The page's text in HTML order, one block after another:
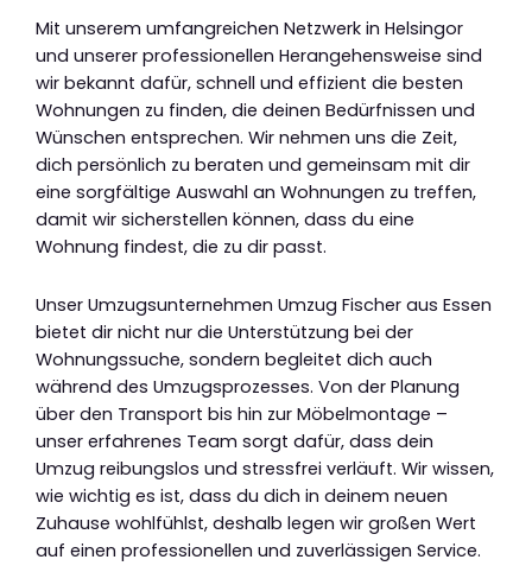
Mit unserem umfangreichen Netzwerk in Helsingor
und unserer professionellen Herangehensweise sind
wir bekannt dafür, schnell und effizient die besten
Wohnungen zu finden, die deinen Bedürfnissen und
Wünschen entsprechen. Wir nehmen uns die Zeit,
dich persönlich zu beraten und gemeinsam mit dir
eine sorgfältige Auswahl an Wohnungen zu treffen,
damit wir sicherstellen können, dass du eine
Wohnung findest, die zu dir passt.
Unser Umzugsunternehmen Umzug Fischer aus Essen
bietet dir nicht nur die Unterstützung bei der
Wohnungssuche, sondern begleitet dich auch
während des Umzugsprozesses. Von der Planung
über den Transport bis hin zur Möbelmontage –
unser erfahrenes Team sorgt dafür, dass dein
Umzug reibungslos und stressfrei verläuft. Wir wissen,
wie wichtig es ist, dass du dich in deinem neuen
Zuhause wohlfühlst, deshalb legen wir großen Wert
auf einen professionellen und zuverlässigen Service.